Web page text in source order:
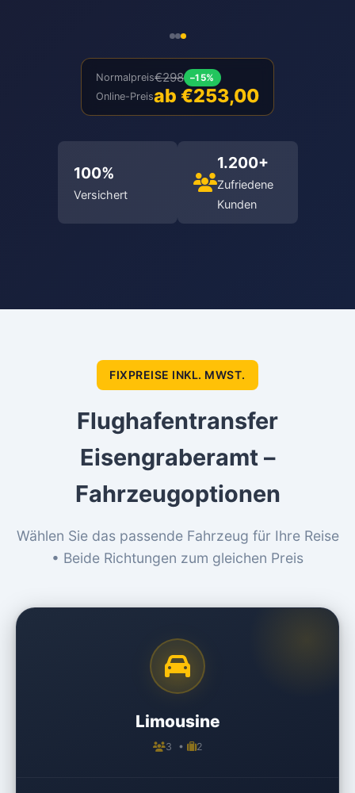
Normalpreis€298 –15%
Online-Preisab €253,00
100%
Versichert
1.200+
Zufriedene
Kunden
FIXPREISE INKL. MWST.
Flughafentransfer
Eisengraberamt –
Fahrzeugoptionen
Wählen Sie das passende Fahrzeug für Ihre Reise
• Beide Richtungen zum gleichen Preis
Limousine
3 • 2